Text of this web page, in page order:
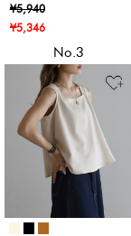
¥5,940
¥5,346
No.3